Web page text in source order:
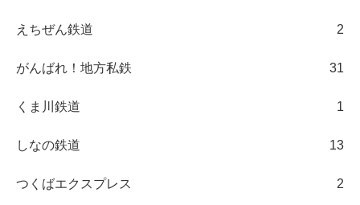
えちぜん鉄道 2
がんばれ！地方私鉄 31
くま川鉄道 1
しなの鉄道 13
つくばエクスプレス 2